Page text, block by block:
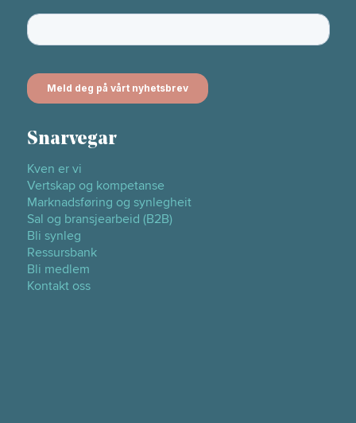
Snarvegar
Kven er vi
Vertskap og kompetanse
Marknadsføring og synlegheit
Sal og bransjearbeid (B2B)
Bli synleg
Ressursbank
Bli medlem
Kontakt oss